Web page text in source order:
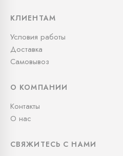
КЛИЕНТАМ
Условия работы
Доставка
Самовывоз
О КОМПАНИИ
Контакты
О нас
СВЯЖИТЕСЬ С НАМИ